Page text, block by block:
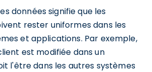
données signifie que les
rester uniformes dans les
et applications. Par exemple,
est modifiée dans un
l'être dans les autres systèmes